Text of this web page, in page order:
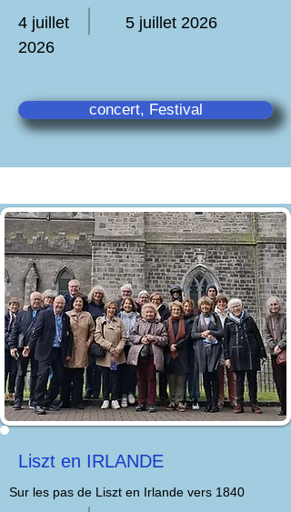
4 juillet
2026
5 juillet 2026
concert, Festival
Liszt en IRLANDE
Sur les pas de Liszt en Irlande vers 1840